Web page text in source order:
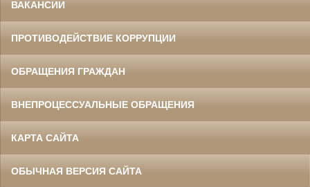
ВАКАНСИИ
ПРОТИВОДЕЙСТВИЕ КОРРУПЦИИ
ОБРАЩЕНИЯ ГРАЖДАН
ВНЕПРОЦЕССУАЛЬНЫЕ ОБРАЩЕНИЯ
КАРТА САЙТА
ОБЫЧНАЯ ВЕРСИЯ САЙТА